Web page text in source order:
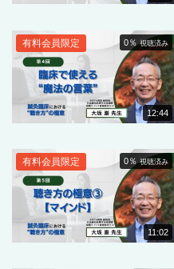
12:44
0％視聴済み
有料会員限定
11:02
0％視聴済み
有料会員限定